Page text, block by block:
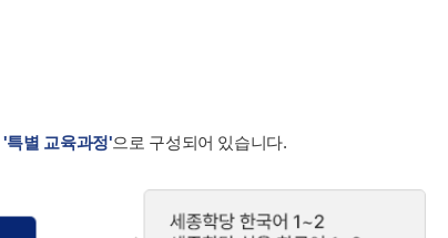
'특별 교육과정'으로 구성되어 있습니다.